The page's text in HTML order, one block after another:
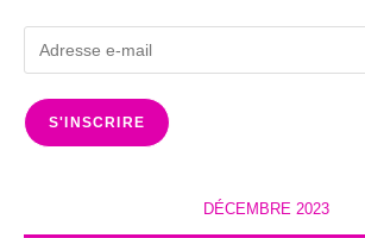
Adresse
e-
mail
S'INSCRIRE
DÉCEMBRE 2023